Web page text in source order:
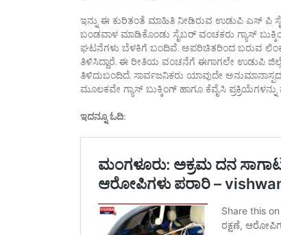
ಇನ್ನು ಈ ಕುರಿತಂತೆ ಮಾಹಿತಿ ನೀಡಿರುವ ಉಡುಪಿ ಎಸ್ ಪಿ
ಬಂಡವಾಳ ಮಾಡಿಕೊಂಡು ಸೈಬರ್ ವಂಚಕರು ಗ್ಯಾಸ್
ಘಟನೆಗಳು ಬೆಳಕಿಗೆ ಬಂದಿವೆ. ಅಪರಿಚಿತರಿಂದ ಬರುವ
ತಿಳಿಸಿದ್ದಾರೆ. ಈ ರೀತಿಯ ವಂಚನೆಗೆ ಈಗಾಗಲೇ ಉಡುಪಿ
ತಿಳಿದುಬಂದಿದೆ. ಸಾರ್ವಜನಿಕರು ಯಾವುದೇ
ಮೂಲಕವೇ ಗ್ಯಾಸ್ ಬುಕ್ಕಿಂಗ್ ಹಾಗೂ ಕೆವೈಸಿ
ಇದನ್ನೂ ಓದಿ: